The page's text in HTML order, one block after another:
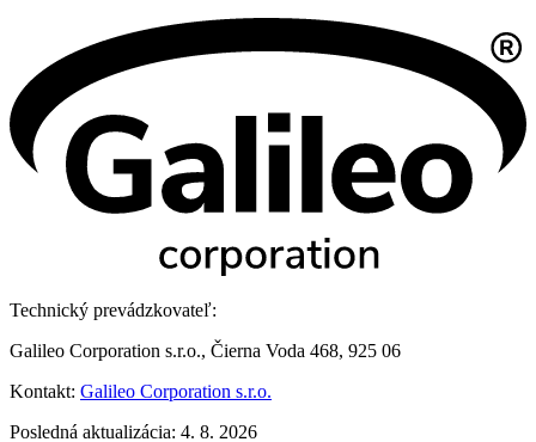
Technický prevádzkovateľ:
Galileo Corporation s.r.o., Čierna Voda 468, 925 06
Kontakt: Galileo Corporation s.r.o.
Posledná aktualizácia: 4. 8. 2026